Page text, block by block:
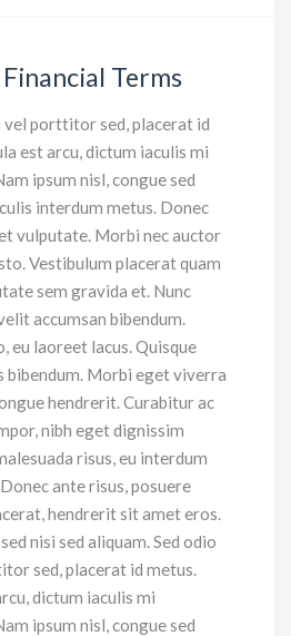
Terms
vel porttitor sed, placerat id
est arcu, dictum iaculis mi
ipsum nisl, congue sed
interdum metus. Donec
vulputate. Morbi nec auctor
Vestibulum placerat quam
sem gravida et. Nunc
accumsan bibendum.
eu laoreet lacus. Quisque
bibendum. Morbi eget viverra
hendrerit. Curabitur ac
nibh eget dignissim
risus, eu interdum
ante risus, posuere
hendrerit sit amet eros.
nisi sed aliquam. Sed odio
sed, placerat id metus.
dictum iaculis mi
ipsum nisl, congue sed